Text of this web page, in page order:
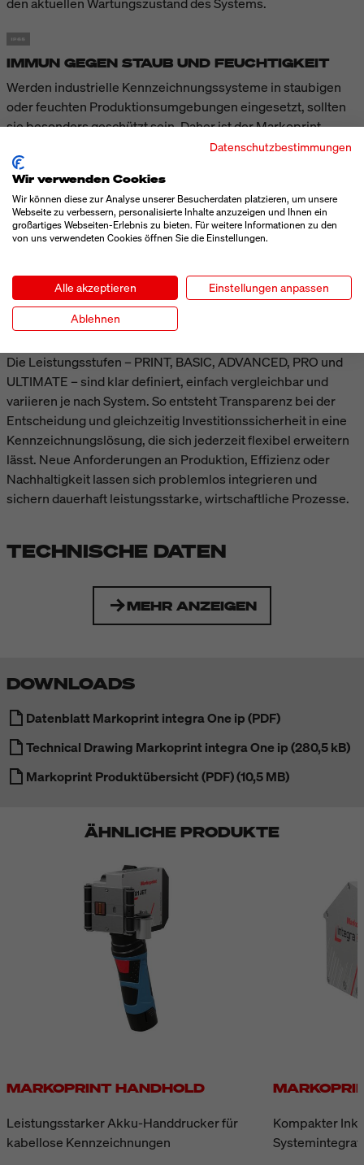
IMMUN GEGEN STAUB UND FEUCHTIGKEIT
Werden industrielle Kennzeichnungssysteme in staubigen
oder feuchten Produktionsumgebungen eingesetzt, sollten
sie besonders geschützt sein. Daher ist der Markoprint
integra One ip mit der Schutzart IP65 ausgestattet. Das
erlaubt den Einsatz des Druckers in staubigen und feuchten
Produktionsumfeldern, zum Beispiel bei der Holz- oder
Kartonverarbeitung oder in der Getränke- und
Lebensmittelproduktion.
KLARE LEISTUNGSSTUFEN FÜR FLEXIBLE
UND SKALIERBARE DRUCKLÖSUNGEN
Der speziell entwickelte Coding Score erleichtert die
Die Leistungsstufen – PRINT, BASIC, ADVANCED, PRO und
ULTIMATE – sind klar definiert, einfach vergleichbar und
variieren je nach System. So entsteht Transparenz bei der
Entscheidung und gleichzeitig Investitionssicherheit in eine
Kennzeichnungslösung, die sich jederzeit flexibel erweitern
lässt. Neue Anforderungen an Produktion, Effizienz oder
Nachhaltigkeit lassen sich problemlos integrieren und
sichern dauerhaft leistungsstarke, wirtschaftliche Prozesse.
TECHNISCHE DATEN
MEHR ANZEIGEN
DOWNLOADS
Datenblatt Markoprint integra One ip (PDF)
Technical Drawing Markoprint integra One ip (280,5 kB)
Markoprint Produktübersicht (PDF) (10,5 MB)
ÄHNLICHE PRODUKTE
MARKOPRINT HANDHOLD
Leistungsstarker Akku-Handdrucker für
kabellose Kennzeichnungen
Kompakter
Datenschutzbestimmungen
Wir verwenden Cookies
Wir können diese zur Analyse unserer Besucherdaten platzieren, um unsere
Webseite zu verbessern, personalisierte Inhalte anzuzeigen und Ihnen ein
großartiges Webseiten-Erlebnis zu bieten. Für weitere Informationen zu den
von uns verwendeten Cookies öffnen Sie die Einstellungen.
Alle akzeptieren Einstellungen anpassen
Ablehnen